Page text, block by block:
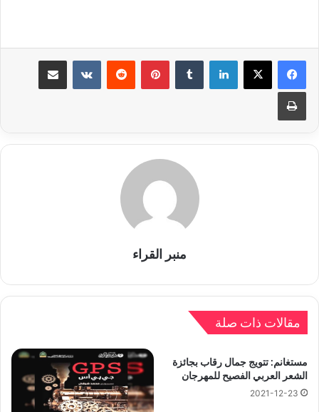
لينكدإن بينتيريست
طباعة
منبر القراء
مقالات ذات صلة
مستغانم: تتويج جمال رقاب بجائزة
الشعر العربي الفصيح للمهرجان
2021-12-23